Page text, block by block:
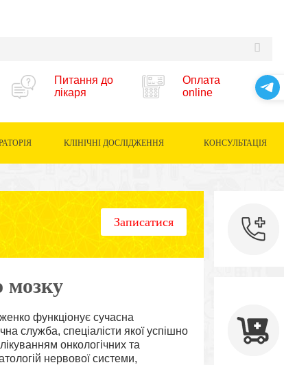
Питання до
лікаря
Оплата
online
КЛІНІЧНІ ДОСЛІДЖЕННЯ КОНСУЛЬТАЦІЯ
Записатися
мозку
функціонує сучасна
служба, спеціалісти якої успішно
онкологічних та
нервової системи,